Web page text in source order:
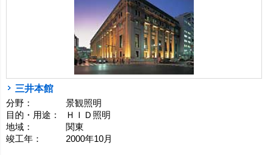
三井本館
分野：
景観照明
目的・用途：
ＨＩＤ照明
地域：
関東
竣工年：
2000年10月